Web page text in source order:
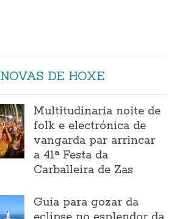
NOVAS DE HOXE
Multitudinaria noite de
folk e electrónica de
vangarda par arrincar
a 41ª Festa da
Carballeira de Zas
Guía para gozar da